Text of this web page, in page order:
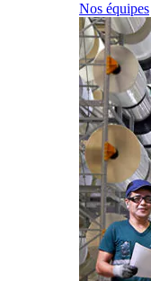
Nos équipes